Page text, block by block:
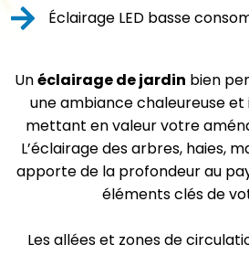
Éclairage LED basse
Unéclairage de jardin bien
une ambiance chaleureuse
mettant en valeur votre
L’éclairage des arbres, haies,
apporte de la profondeur au
éléments clés de
Les allées et zones de